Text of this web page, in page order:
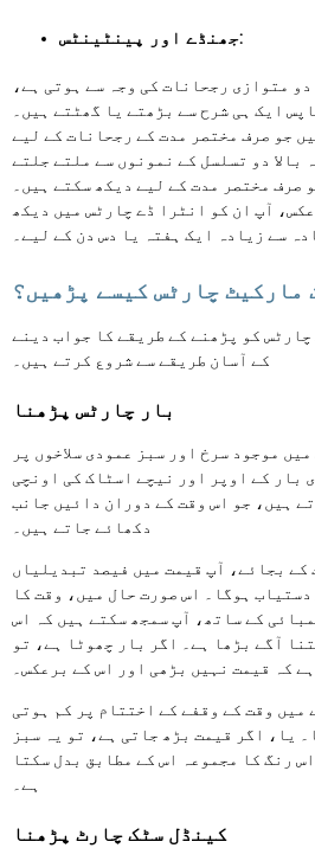
جھنڈے اور پینٹینٹس:
متوازی رجحانات کی وجہ سے ہوتی ہے،
ایک ہی شرح سے بڑھتے یا گھٹتے ہیں۔
جو صرف مختصر مدت کے رجحانات کے لیے
بالا دو تسلسل کے نمونوں سے ملتے جلتے
صرف مختصر مدت کے لیے دیکھ سکتے ہیں۔
آپ ان کو انٹرا ڈے چارٹس میں دیکھ
سے زیادہ ایک ہفتہ یا دس دن کے لیے۔
مارکیٹ چارٹس کیسے پڑھیں؟
کو پڑھنے کے طریقے کا جواب دینے
کے آسان طریقے سے شروع کرتے ہیں۔
بار چارٹس پڑھنا
موجود سرخ اور سبز عمودی سلاخوں پر
بار کے اوپر اور نیچے اسٹاک کی اونچی
ہیں، جو اس وقت کے دوران دائیں جانب
دکھائے جاتے ہیں۔
کے بجائے، آپ قیمت میں فیصد تبدیلیاں
ہوگا۔ اس صورت حال میں، وقت کا
کی لمبائی کے ساتھ، آپ سمجھ سکتے ہیں کہ اس
آگے بڑھا ہے۔ اگر بار چھوٹا ہے، تو
کہ قیمت نہیں بڑھی اور اس کے برعکس۔
میں وقت کے وقفے کے اختتام پر کم ہوتی
یا، اگر قیمت بڑھ جاتی ہے، تو یہ سبز
رنگ کا مجموعہ اس کے مطابق بدل سکتا
ہے۔
کینڈل سٹک چارٹ پڑھنا